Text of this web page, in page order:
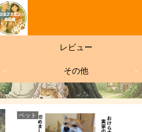
レビュー
その他
ペット